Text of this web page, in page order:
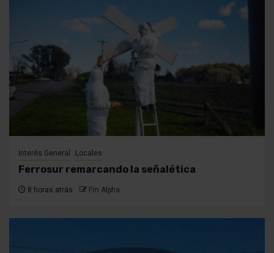
Interés General Locales
Ferrosur remarcando la señalética
8 horas atrás Fm Alpha